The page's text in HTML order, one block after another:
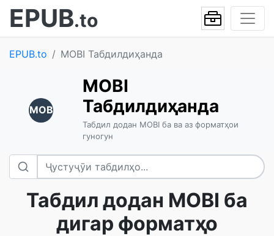
EPUB.to
EPUB.to MOBI Табдилдиҳанда
MOB
MOBI
Табдилдиҳанда
Табдил додан MOBI ба ва аз форматҳои
гуногун
Табдил додан MOBI ба
дигар форматҳо